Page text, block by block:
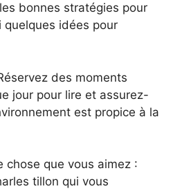
bonnes stratégies pour
quelques idées pour
des moments
jour pour lire et assurez-
est propice à la
chose que vous aimez :
tillon qui vous